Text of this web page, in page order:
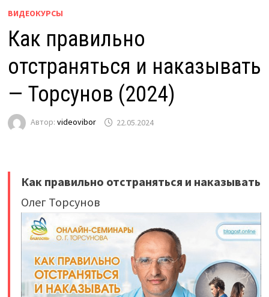
ВИДЕОКУРСЫ
Как правильно
отстраняться и наказывать
— Торсунов (2024)
Автор: videovibor 22.05.2024
Как правильно отстраняться и наказывать
Олег Торсунов